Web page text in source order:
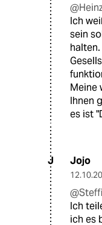
Ich
sein
Meine
Ihnen
es ist
J Jojo
Ich
ich es